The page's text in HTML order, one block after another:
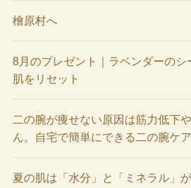
檜原村へ
8月のプレゼント｜ラベンダーの
肌をリセット
二の腕が痩せない原因は筋力低下
ん。自宅で簡単にできる二の腕ケ
夏の肌は「水分」と「ミネラル」